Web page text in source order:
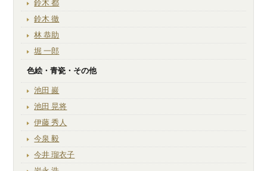
鈴木 都
鈴木 徹
林 恭助
堀 一郎
色絵・青瓷・その他
池田 巖
池田 晃将
伊藤 秀人
今泉 毅
今井 瑠衣子